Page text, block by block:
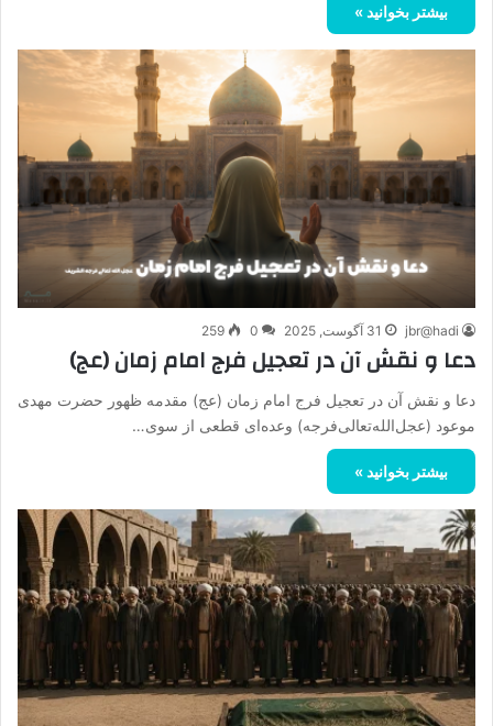
بیشتر بخوانید »
jbr@hadi 31 آگوست, 2025 0
259
دعا و نقش آن در تعجیل فرج امام زمان (عج)
دعا و نقش آن در تعجیل فرج امام زمان (عج) مقدمه ظهور حضرت مهدی
موعود (عجل‌الله‌تعالی‌فرجه) وعده‌ای قطعی از سوی…
بیشتر بخوانید »